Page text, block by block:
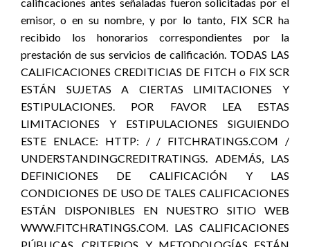
emisor, o en su nombre, y por lo tanto, FIX SCR ha
recibido los honorarios correspondientes por la
prestación de sus servicios de calificación. TODAS LAS
CALIFICACIONES CREDITICIAS DE FITCH o FIX SCR
ESTÁN SUJETAS A CIERTAS LIMITACIONES Y
ESTIPULACIONES. POR FAVOR LEA ESTAS
LIMITACIONES Y ESTIPULACIONES SIGUIENDO
ESTE ENLACE: HTTP: / / FITCHRATINGS.COM /
UNDERSTANDINGCREDITRATINGS. ADEMÁS, LAS
DEFINICIONES DE CALIFICACIÓN Y LAS
CONDICIONES DE USO DE TALES CALIFICACIONES
ESTÁN DISPONIBLES EN NUESTRO SITIO WEB
WWW.FITCHRATINGS.COM. LAS CALIFICACIONES